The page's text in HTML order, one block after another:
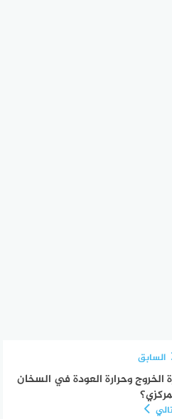
السابق
الخروج وحرارة العودة في السخان